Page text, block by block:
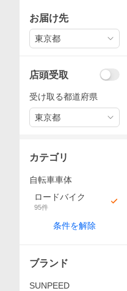
お届け先
東京都
店頭受取
受け取る都道府県
東京都
カテゴリ
自転車車体
ロードバイク
95件
条件を解除
ブランド
SUNPEED